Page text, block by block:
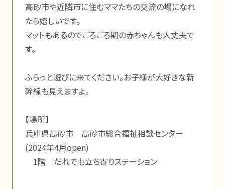
高砂市や近隣市に住むママたちの交流の場になれ
たら嬉しいです。
マットもあるのでごろごろ期の赤ちゃんも大丈夫で
す。
ふらっと遊びに来てください。お子様が大好きな新
幹線も見えますよ。
【場所】
兵庫県高砂市　高砂市総合福祉相談センター
(2024年4月open)
1階　だれでも立ち寄りステーション